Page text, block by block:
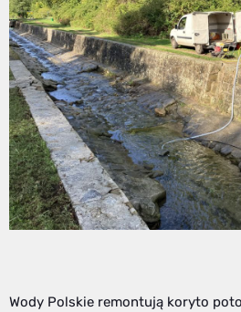
Wody Polskie remontują koryto